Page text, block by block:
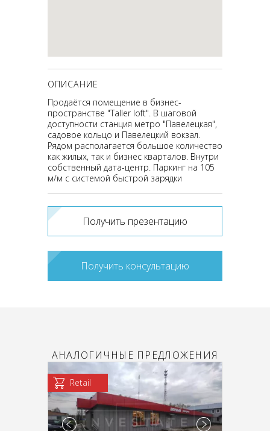
ОПИСАНИЕ
Продаётся помещение в бизнес-
пространстве "Taller loft". В шаговой
доступности станция метро "Павелецкая",
садовое кольцо и Павелецкий вокзал.
Рядом располагается большое количество
как жилых, так и бизнес кварталов. Внутри
собственный дата-центр. Паркинг на 105
м/м с системой быстрой зарядки
Получить презентацию
Получить консультацию
АНАЛОГИЧНЫЕ ПРЕДЛОЖЕНИЯ
Retail